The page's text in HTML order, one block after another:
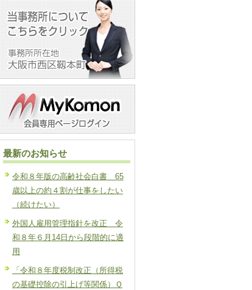
最新のお知らせ
令和８年版の高齢社会白書 65
歳以上の約４割が仕事をしたい
（続けたい）
外国人雇用管理指針を改正 令
和８年６月14日から段階的に適
用
「令和８年度税制改正（所得税
の基礎控除の引上げ等関係）Ｑ